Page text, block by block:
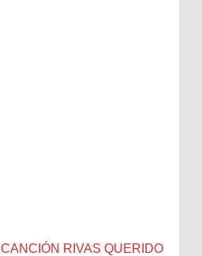
CANCIÓN RIVAS QUERIDO